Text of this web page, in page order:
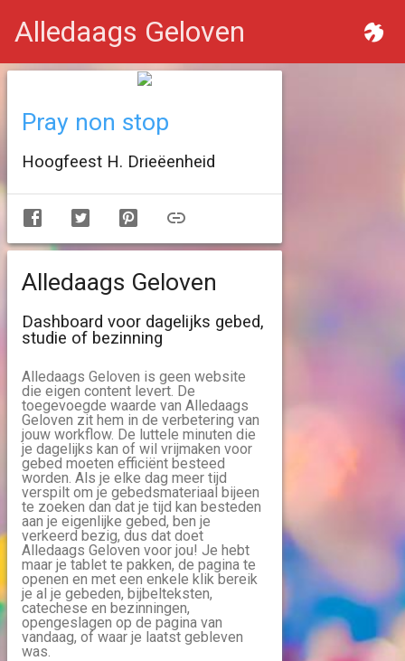
Alledaags Geloven
Pray non stop
Hoogfeest H. Drieëenheid
Alledaags Geloven
Dashboard voor dagelijks gebed,
studie of bezinning
Alledaags Geloven is geen website
die eigen content levert. De
toegevoegde waarde van Alledaags
Geloven zit hem in de verbetering van
jouw workflow. De luttele minuten die
je dagelijks kan of wil vrijmaken voor
gebed moeten efficiënt besteed
worden. Als je elke dag meer tijd
verspilt om je gebedsmateriaal bijeen
te zoeken dan dat je tijd kan besteden
aan je eigenlijke gebed, ben je
verkeerd bezig, dus dat doet
Alledaags Geloven voor jou! Je hebt
maar je tablet te pakken, de pagina te
openen en met een enkele klik bereik
je al je gebeden, bijbelteksten,
catechese en bezinningen,
opengeslagen op de pagina van
vandaag, of waar je laatst gebleven
was.